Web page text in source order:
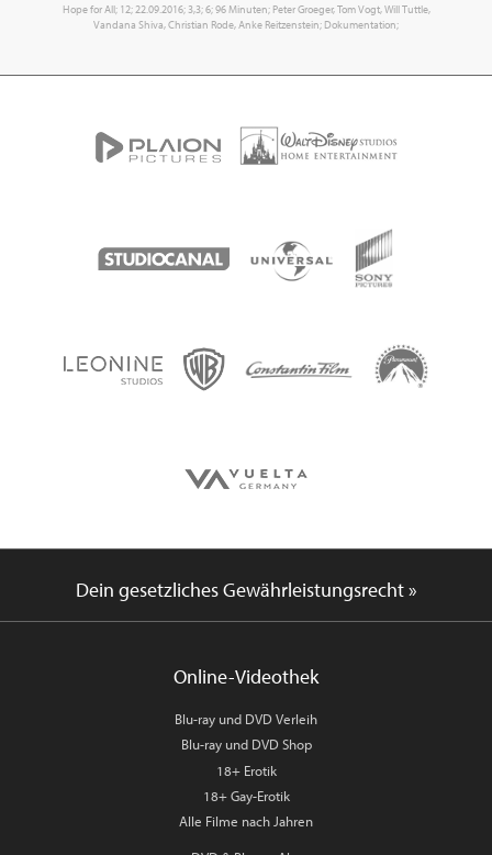
Hope for All; 12; 22.09.2016; 3,3; 6; 96 Minuten; Peter Groeger, Tom Vogt, Will Tuttle,
Vandana Shiva, Christian Rode, Anke Reitzenstein; Dokumentation;
Dein gesetzliches Gewährleistungsrecht »
Online-Videothek
Blu-ray und DVD Verleih
Blu-ray und DVD Shop
18+ Erotik
18+ Gay-Erotik
Alle Filme nach Jahren